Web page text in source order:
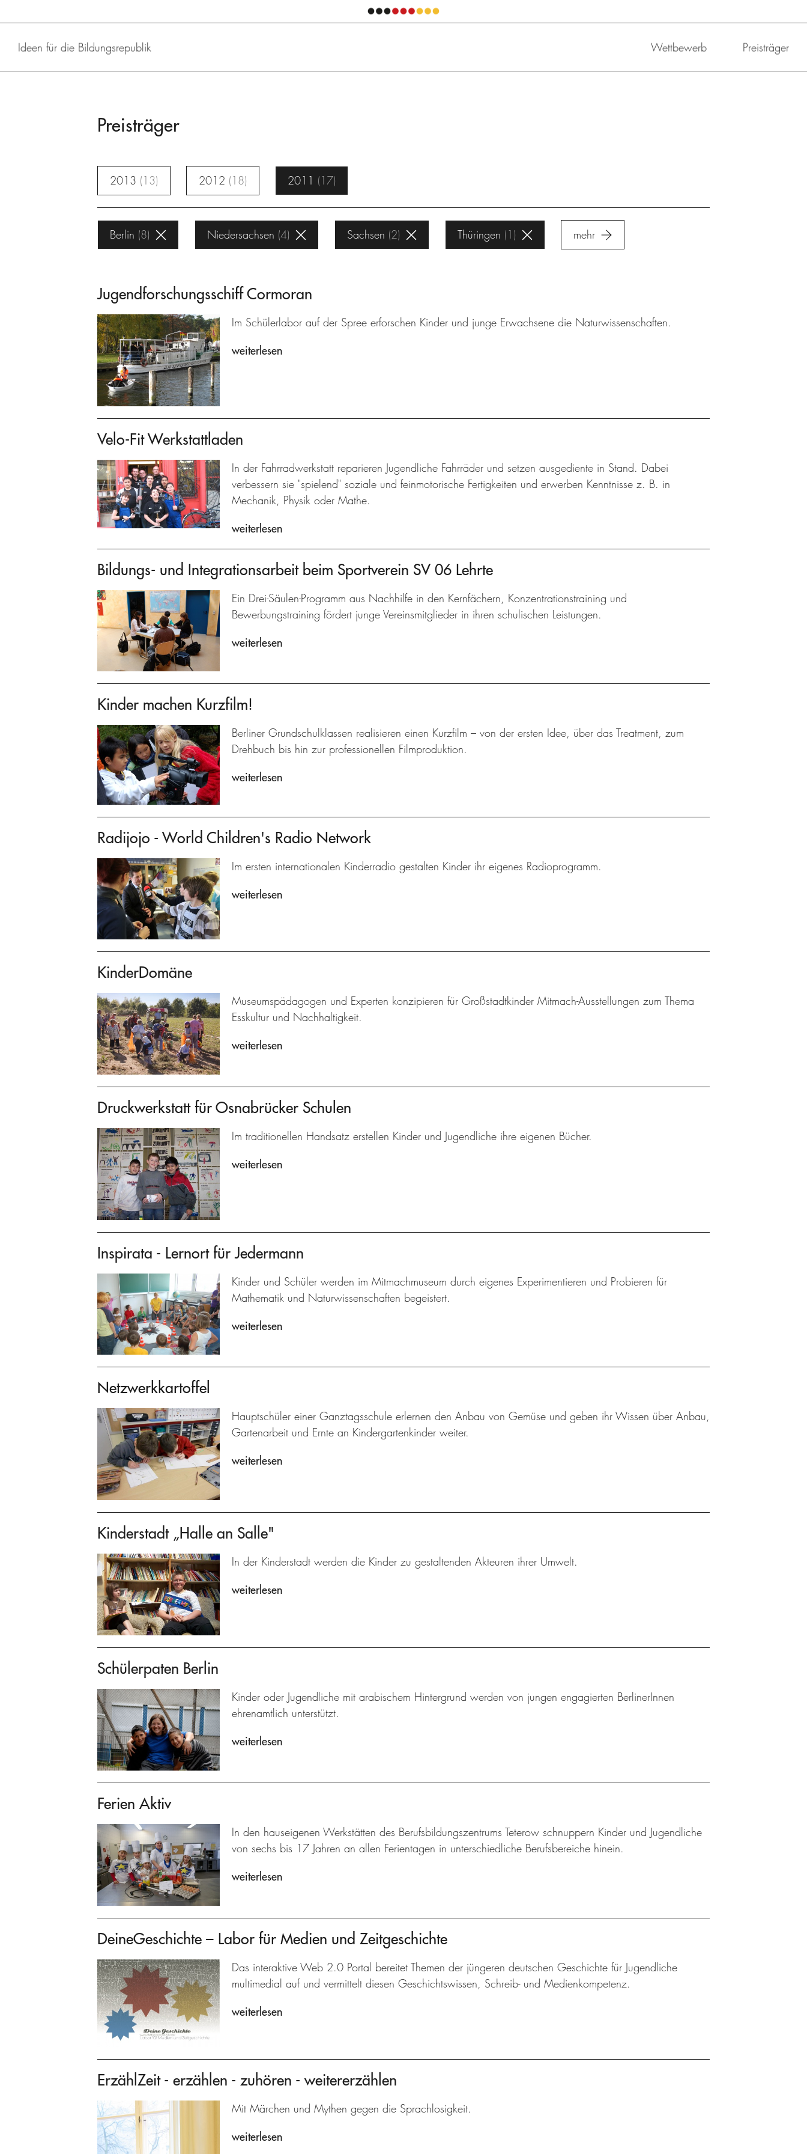
Ideen für die Bildungsrepublik Wettbewerb Preisträger
Preisträger
2013 13 2012 18 2011 17
Berlin 8 Niedersachsen 4 Sachsen 2 Thüringen 1 mehr
Jugendforschungsschiff Cormoran
Im Schülerlabor auf der Spree erforschen Kinder und junge Erwachsene die Naturwissenschaften.
weiterlesen
Velo-Fit Werkstattladen
In der Fahrradwerkstatt reparieren Jugendliche Fahrräder und setzen ausgediente in Stand. Dabei
verbessern sie "spielend" soziale und feinmotorische Fertigkeiten und erwerben Kenntnisse z. B. in
Mechanik, Physik oder Mathe.
weiterlesen
Bildungs- und Integrationsarbeit beim Sportverein SV 06 Lehrte
Ein Drei-Säulen-Programm aus Nachhilfe in den Kernfächern, Konzentrationstraining und
Bewerbungstraining fördert junge Vereinsmitglieder in ihren schulischen Leistungen.
weiterlesen
Kinder machen Kurzfilm!
Berliner Grundschulklassen realisieren einen Kurzfilm – von der ersten Idee, über das Treatment, zum
Drehbuch bis hin zur professionellen Filmproduktion.
weiterlesen
Radijojo - World Children's Radio Network
Im ersten internationalen Kinderradio gestalten Kinder ihr eigenes Radioprogramm.
weiterlesen
KinderDomäne
Museumspädagogen und Experten konzipieren für Großstadtkinder Mitmach-Ausstellungen zum Thema
Esskultur und Nachhaltigkeit.
weiterlesen
Druckwerkstatt für Osnabrücker Schulen
Im traditionellen Handsatz erstellen Kinder und Jugendliche ihre eigenen Bücher.
weiterlesen
Inspirata - Lernort für Jedermann
Kinder und Schüler werden im Mitmachmuseum durch eigenes Experimentieren und Probieren für
Mathematik und Naturwissenschaften begeistert.
weiterlesen
Netzwerkkartoffel
Hauptschüler einer Ganztagsschule erlernen den Anbau von Gemüse und geben ihr Wissen über Anbau,
Gartenarbeit und Ernte an Kindergartenkinder weiter.
weiterlesen
Kinderstadt „Halle an Salle"
In der Kinderstadt werden die Kinder zu gestaltenden Akteuren ihrer Umwelt.
weiterlesen
Schülerpaten Berlin
Kinder oder Jugendliche mit arabischem Hintergrund werden von jungen engagierten BerlinerInnen
ehrenamtlich unterstützt.
weiterlesen
Ferien Aktiv
In den hauseigenen Werkstätten des Berufsbildungszentrums Teterow schnuppern Kinder und Jugendliche
von sechs bis 17 Jahren an allen Ferientagen in unterschiedliche Berufsbereiche hinein.
weiterlesen
DeineGeschichte – Labor für Medien und Zeitgeschichte
Das interaktive Web 2.0 Portal bereitet Themen der jüngeren deutschen Geschichte für Jugendliche
multimedial auf und vermittelt diesen Geschichtswissen, Schreib- und Medienkompetenz.
weiterlesen
ErzählZeit - erzählen - zuhören - weitererzählen
Mit Märchen und Mythen gegen die Sprachlosigkeit.
weiterlesen